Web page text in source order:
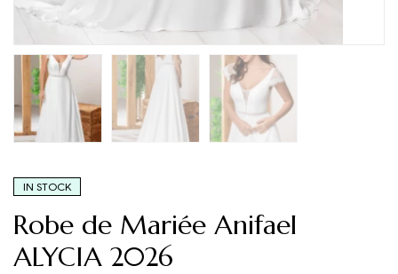
IN STOCK
Robe de Mariée Anifael
ALYCIA 2026